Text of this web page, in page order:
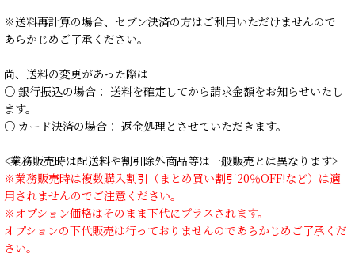
※送料再計算の場合、セブン決済の方はご利用いただけませんので
あらかじめご了承ください。
尚、送料の変更があった際は
○ 銀行振込の場合： 送料を確定してから請求金額をお知らせいたし
ます。
○ カード決済の場合： 返金処理とさせていただきます。
<業務販売時は配送料や割引除外商品等は一般販売とは異なります>
※業務販売時は複数購入割引（まとめ買い割引20％OFF!など）は適
用されませんのでご注意ください。
※オプション価格はそのまま下代にプラスされます。
オプションの下代販売は行っておりませんのであらかじめご了承くだ
さい。